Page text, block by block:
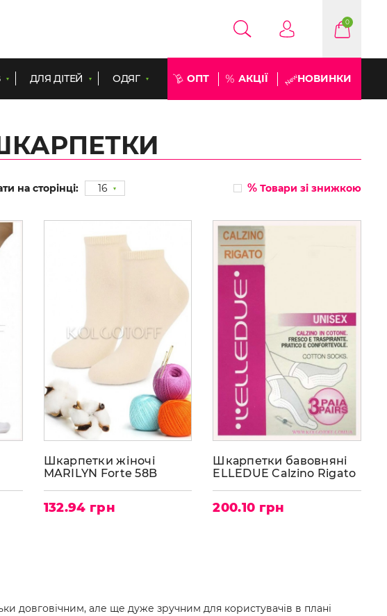
0
ДЛЯ ДІТЕЙ ОДЯГ ОПТ АКЦІЇ НОВИНКИ
на сторінці: 16 % Товари зі знижкою
Шкарпетки жіночі
MARILYN Forte 58B
132.94 грн
Шкарпетки бавовняні
ELLEDUE Calzino Rigato
200.10 грн
довговічним, але ще дуже зручним для користувачів в плані